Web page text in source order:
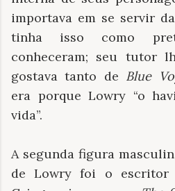
importava em se servir
tinha isso como
conheceram; seu tutor
gostava tanto de Blue
era porque Lowry “o
vida”.
A segunda figura
de Lowry foi o escritor